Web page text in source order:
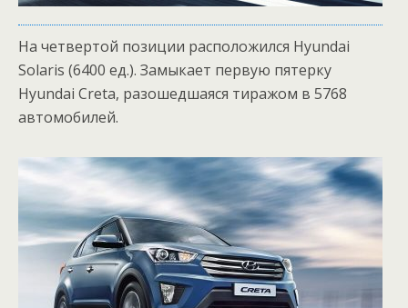
На четвертой позиции расположился Hyundai
Solaris (6400 ед.). Замыкает первую пятерку
Hyundai Creta, разошедшаяся тиражом в 5768
автомобилей.